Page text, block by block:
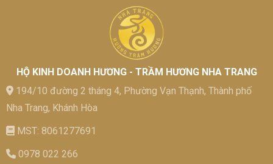
HỘ KINH DOANH HƯƠNG - TRẦM HƯƠNG NHA TRANG
194/10 đường 2 tháng 4, Phường Vạn Thạnh, Thành phố
Nha Trang, Khánh Hòa
MST: 8061277691
0978 022 266